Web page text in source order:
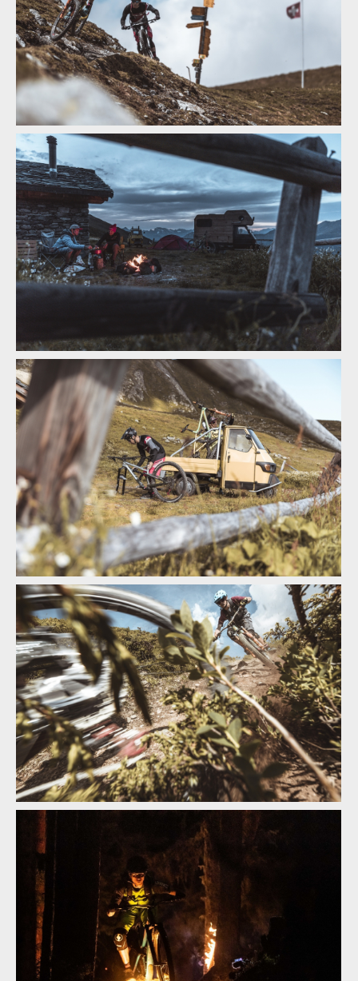
Video: Feu Follet - Ludo May a Jeromé Clement v okolí Verbieru
Video: Feu Follet - Ludo May a Jeromé Clement v okolí Verbieru
Video: Feu Follet - Ludo May a Jeromé Clement v okolí Verbieru
Video: Feu Follet - Ludo May a Jeromé Clement v okolí Verbieru